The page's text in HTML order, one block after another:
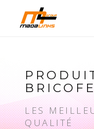
LES
QUALITÉ